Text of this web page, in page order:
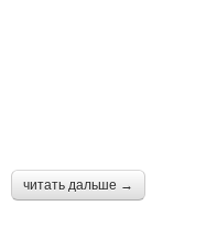
читать дальше →